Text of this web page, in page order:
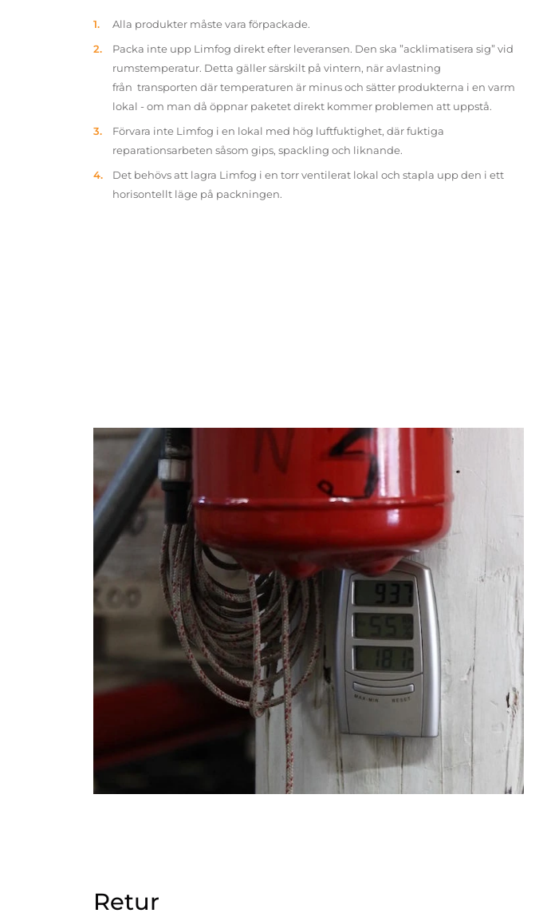
Alla produkter måste vara förpackade.
Packa inte upp Limfog direkt efter leveransen. Den ska ”acklimatisera sig” vid
rumstemperatur. Detta gäller särskilt på vintern, när avlastning
från transporten där temperaturen är minus och sätter produkterna i en varm
lokal - om man då öppnar paketet direkt kommer problemen att uppstå.
Förvara inte Limfog i en lokal med hög luftfuktighet, där fuktiga
reparationsarbeten såsom gips, spackling och liknande.
Det behövs att lagra Limfog i en torr ventilerat lokal och stapla upp den i ett
horisontellt läge på packningen.
Retur